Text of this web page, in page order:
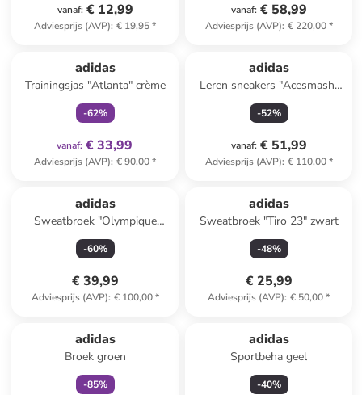
vanaf: € 12,99
Adviesprijs (AVP): € 19,95*
vanaf: € 58,99
Adviesprijs (AVP): € 220,00*
adidas
Trainingsjas "Atlanta" crème
-62%
vanaf: € 33,99
Adviesprijs (AVP): € 90,00*
adidas
Leren sneakers "Acesmash"
beige
-52%
vanaf: € 51,99
Adviesprijs (AVP): € 110,00*
adidas
Sweatbroek "Olympique
Lyonnais Terrace Icons" rood
-60%
€ 39,99
Adviesprijs (AVP): € 100,00*
adidas
Sweatbroek "Tiro 23" zwart
-48%
€ 25,99
Adviesprijs (AVP): € 50,00*
adidas
Broek groen
-85%
adidas
Sportbeha geel
-40%